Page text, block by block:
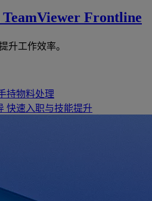
TeamViewer Frontline
升工作效率。
持物料处理
快速入职与技能提升